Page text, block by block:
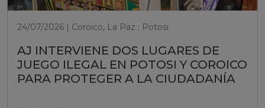
24/07/2026 | Coroico, La Paz ; Potosi
AJ INTERVIENE DOS LUGARES DE
JUEGO ILEGAL EN POTOSI Y COROICO
PARA PROTEGER A LA CIUDADANÍA